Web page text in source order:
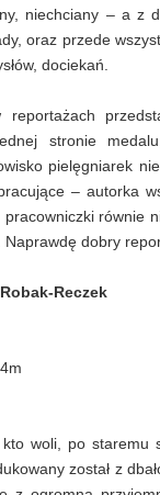
niechciany – a z
oraz przede
dociekań.
stronie
pielęgniarek
– autorka
równie
dobry
Reczek
woli, po staremu
został z